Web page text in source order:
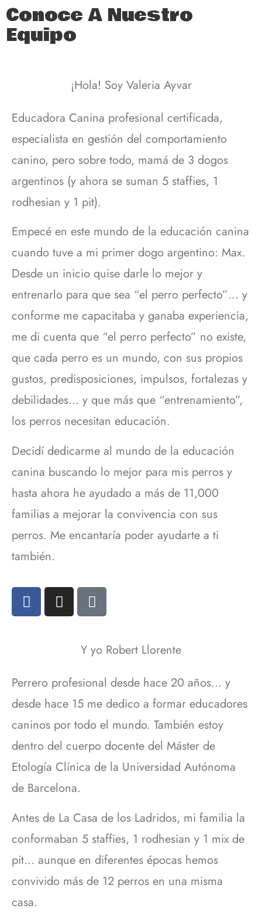
Conoce A Nuestro
Equipo
¡Hola! Soy Valeria Ayvar
Educadora Canina profesional certificada,
especialista en gestión del comportamiento
canino, pero sobre todo, mamá de 3 dogos
argentinos (y ahora se suman 5 staffies, 1
rodhesian y 1 pit).
Empecé en este mundo de la educación canina
cuando tuve a mi primer dogo argentino: Max.
Desde un inicio quise darle lo mejor y
entrenarlo para que sea “el perro perfecto”… y
conforme me capacitaba y ganaba experiencia,
me di cuenta que “el perro perfecto” no existe,
que cada perro es un mundo, con sus propios
gustos, predisposiciones, impulsos, fortalezas y
debilidades… y que más que “entrenamiento”,
los perros necesitan educación.
Decidí dedicarme al mundo de la educación
canina buscando lo mejor para mis perros y
hasta ahora he ayudado a más de 11,000
familias a mejorar la convivencia con sus
perros. Me encantaría poder ayudarte a ti
también.
Y yo Robert Llorente
Perrero profesional desde hace 20 años… y
desde hace 15 me dedico a formar educadores
caninos por todo el mundo. También estoy
dentro del cuerpo docente del Máster de
Etología Clínica de la Universidad Autónoma
de Barcelona.
Antes de La Casa de los Ladridos, mi familia la
conformaban 5 staffies, 1 rodhesian y 1 mix de
pit… aunque en diferentes épocas hemos
convivido más de 12 perros en una misma
casa.